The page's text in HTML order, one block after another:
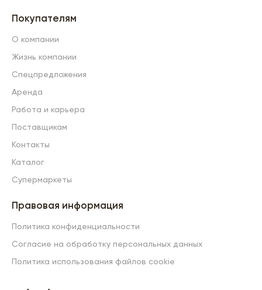
Покупателям
О компании
Жизнь компании
Спецпредложения
Аренда
Работа и карьера
Поставщикам
Контакты
Каталог
Супермаркеты
Правовая информация
Политика конфиденциальности
Согласие на обработку персональных данных
Политика использования файлов cookie